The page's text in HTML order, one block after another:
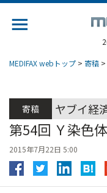
MEDIFAX webトップ > 寄稿 >
寄稿 ヤブイ経
第54回 Ｙ染色
2015年7月22日 5:00